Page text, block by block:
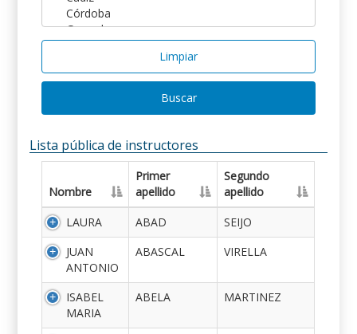
Limpiar
Buscar
Lista pública de instructores
Nombre
Primer
apellido
Segundo
apellido
LAURA
ABAD
SEIJO
JUAN
ANTONIO
ABASCAL VIRELLA
ISABEL
MARIA
ABELA MARTINEZ